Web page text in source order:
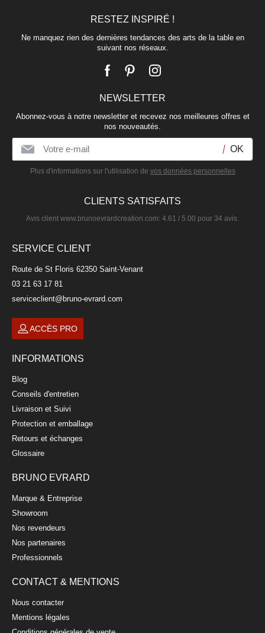
Assiette plate en grès gris foncé 27cm
9,90 €
RESTEZ INSPIRÉ !
Ne manquez rien des dernières tendances des arts de la table en
suivant nos réseaux.
NEWSLETTER
Abonnez-vous à notre newsletter et recevez nos meilleures offres et
nos nouveautés.
Plus d'informations sur l'utilisation de vos données personnelles
CLIENTS SATISFAITS
Avis client www.brunoevrardcreation.com: 4.61 / 5.00 pour 34 avis.
SERVICE CLIENT
Route de St Floris 62350 Saint-Venant
03 21 63 17 81
serviceclient@bruno-evrard.com
ACCÈS PRO
INFORMATIONS
Blog
Conseils d'entretien
Livraison et Suivi
Protection et emballage
Retours et échanges
Glossaire
BRUNO EVRARD
Marque & Entreprise
Showroom
Nos revendeurs
Nos partenaires
Professionnels
CONTACT & MENTIONS
Nous contacter
Mentions légales